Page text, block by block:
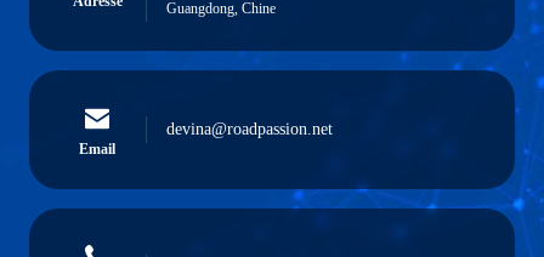
Guangdong, Chine
Email
devina@roadpassion.net